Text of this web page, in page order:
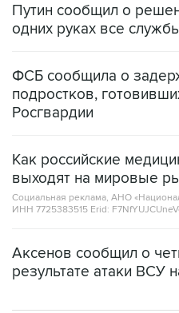
Путин сообщил о
одних руках все
ФСБ сообщила о
подростков,
Росгвардии
Как российские
выходят на мировые
Социальная реклама, АНО
ИНН 7725383515 Erid:
Аксенов сообщил о
результате атаки ВСУ